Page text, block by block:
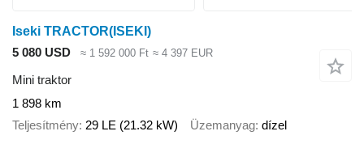
Iseki TRACTOR(ISEKI)
5 080 USD
≈ 1 592 000 Ft ≈ 4 397 EUR
Mini traktor
1 898 km
Teljesítmény 29 LE (21.32 kW) Üzemanyag dízel